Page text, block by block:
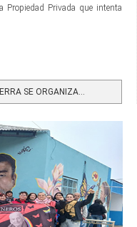
Propiedad Privada que intenta
SE ORGANIZA...